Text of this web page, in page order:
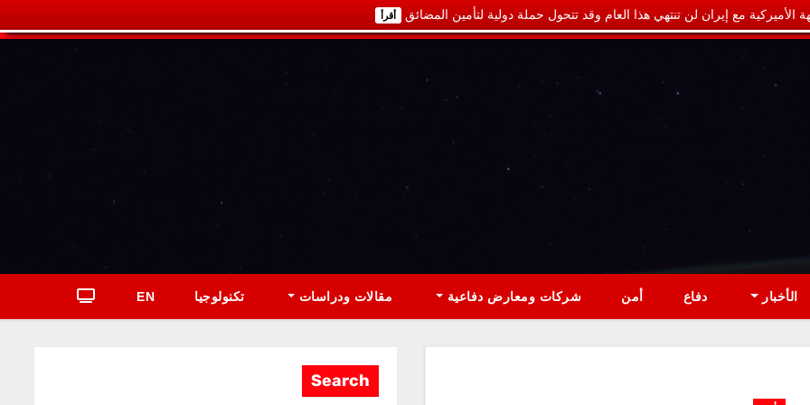
الأميركية مع إيران لن تنتهي هذا العام وقد تتحول حملة دولية لتأمين المضائق أقرأ
الأخبار دفاع أمن شركات ومعارض دفاعية مقالات ودراسات تكنولوجيا EN
Search